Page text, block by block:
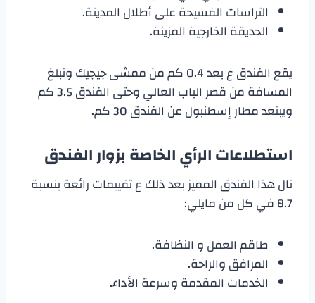
التراسات الفسيحة على أطلال المدينة.
الحديقة الخارجية المزينة.
يقع الفندق ع بعد 0.4 كم من ممشى جيجيك وتبلغ
المسافة من قصر الباب العالي وحتى الفندق 3.5 كم
ويبتعد مطار إسطنبول عن الفندق 30 كم.
استطلاعات الرأي الخاصة بزوار الفندق
نال هذا الفندق المميز بعد ذلك ع تقييمات رائعة بنسبة
8.7 في كل من مايلي:
طاقم العمل و النظافة.
المرافق والراحة.
الخدمات المقدمة وسرعة الأداء.